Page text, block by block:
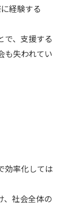
経験する
で、支援する
も失われてい
効率化しては
、社会全体の